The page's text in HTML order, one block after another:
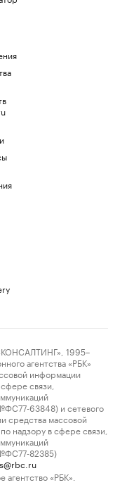
1995–
агентства «РБК»
информации
связи,
63848) и сетевого
средства массовой
надзору в сфере связи,
82385)
«РБК».